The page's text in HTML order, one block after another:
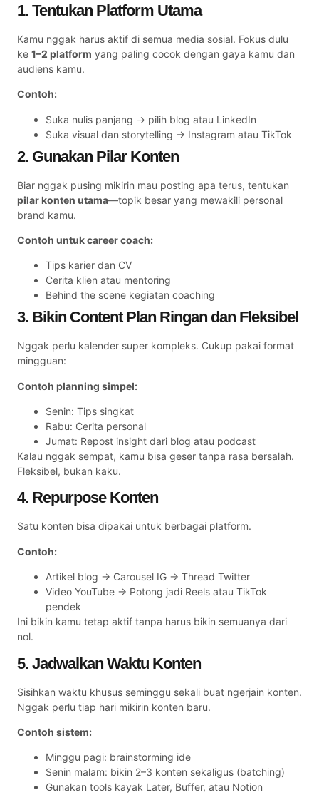
1. Tentukan Platform Utama
Kamu nggak harus aktif di semua media sosial. Fokus dulu
ke 1–2 platform yang paling cocok dengan gaya kamu dan
audiens kamu.
Contoh:
Suka nulis panjang → pilih blog atau LinkedIn
Suka visual dan storytelling → Instagram atau TikTok
2. Gunakan Pilar Konten
Biar nggak pusing mikirin mau posting apa terus, tentukan
pilar konten utama—topik besar yang mewakili personal
brand kamu.
Contoh untuk career coach:
Tips karier dan CV
Cerita klien atau mentoring
Behind the scene kegiatan coaching
3. Bikin Content Plan Ringan dan Fleksibel
Nggak perlu kalender super kompleks. Cukup pakai format
mingguan:
Contoh planning simpel:
Senin: Tips singkat
Rabu: Cerita personal
Jumat: Repost insight dari blog atau podcast
Kalau nggak sempat, kamu bisa geser tanpa rasa bersalah.
Fleksibel, bukan kaku.
4. Repurpose Konten
Satu konten bisa dipakai untuk berbagai platform.
Contoh:
Artikel blog → Carousel IG → Thread Twitter
Video YouTube → Potong jadi Reels atau TikTok
pendek
Ini bikin kamu tetap aktif tanpa harus bikin semuanya dari
nol.
5. Jadwalkan Waktu Konten
Sisihkan waktu khusus seminggu sekali buat ngerjain konten.
Nggak perlu tiap hari mikirin konten baru.
Contoh sistem:
Minggu pagi: brainstorming ide
Senin malam: bikin 2–3 konten sekaligus (batching)
Gunakan tools kayak Later, Buffer, atau Notion